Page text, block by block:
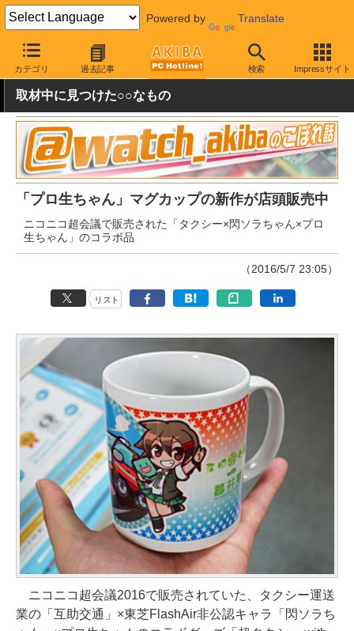
Powered by Translate
カテゴリ 過去記事 検索 Impressサイト
AKIBA PC Hotline! おもしろグッズ・キャラもの 漫画・キャラも
取材中に見つけた○○なもの
「プロ生ちゃん」マグカップの新作が店頭販売中
ニコニコ超会議で販売された「タクシー×閃ソラちゃん×プロ
生ちゃん」のコラボ品
（2016/5/7 23:05）
リスト
ニコニコ超会議2016で販売されていた、タクシー運送
業の「互助交通」×東芝FlashAir非公認キャラ「閃ソラち